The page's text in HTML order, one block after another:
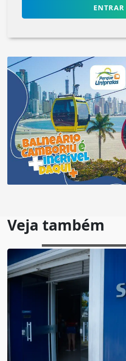
ENTRAR
Veja também